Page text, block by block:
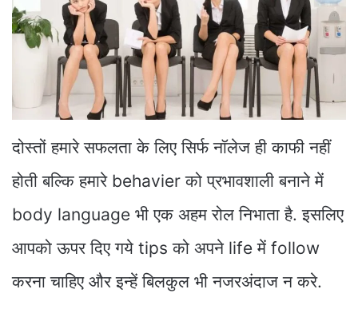
दोस्तों हमारे सफलता के लिए सिर्फ नॉलेज ही काफी नहीं
होती बल्कि हमारे behavier को प्रभावशाली बनाने में
body language भी एक अहम रोल निभाता है. इसलिए
आपको ऊपर दिए गये tips को अपने life में follow
करना चाहिए और इन्हें बिलकुल भी नजरअंदाज न करे.